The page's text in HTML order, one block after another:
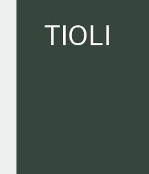
TIOLI